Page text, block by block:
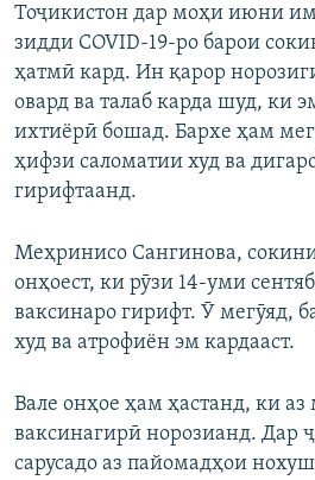
Тоҷикистон дар моҳи июни
зидди COVID-19-ро барои
ҳатмӣ кард. Ин қарор
овард ва талаб карда шуд, ки
ихтиёрӣ бошад. Бархе ҳам
ҳифзи саломатии худ ва
гирифтаанд.
Меҳринисо Сангинова,
онҳоест, ки рӯзи 14-уми
ваксинаро гирифт. Ӯ мегӯяд,
худ ва атрофиён эм кардааст.
Вале онҳое ҳам ҳастанд, ки
ваксинагирӣ норозианд. Дар
сарусадо аз пайомадҳои